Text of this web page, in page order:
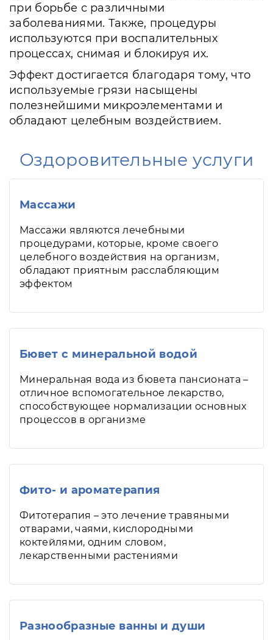
при борьбе с различными
заболеваниями. Также, процедуры
используются при воспалительных
процессах, снимая и блокируя их.
Эффект достигается благодаря тому, что
используемые грязи насыщены
полезнейшими микроэлементами и
обладают целебным воздействием.
Оздоровительные услуги
Массажи
Массажи являются лечебными
процедурами, которые, кроме своего
целебного воздействия на организм,
обладают приятным расслабляющим
эффектом
Бювет с минеральной водой
Минеральная вода из бювета пансионата –
отличное вспомогательное лекарство,
способствующее нормализации основных
процессов в организме
Фито- и ароматерапия
Фитотерапия – это лечение травяными
отварами, чаями, кислородными
коктейлями, одним словом,
лекарственными растениями
Разнообразные ванны и души